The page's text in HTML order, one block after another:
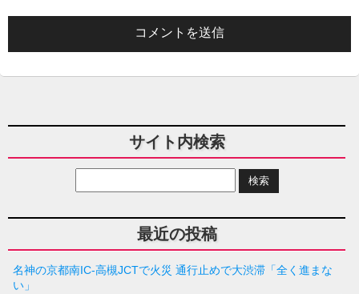
サイト内検索
最近の投稿
名神の京都南IC-高槻JCTで火災 通行止めで大渋滞「全く進まな
い」